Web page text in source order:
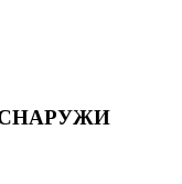
СНАРУЖИ